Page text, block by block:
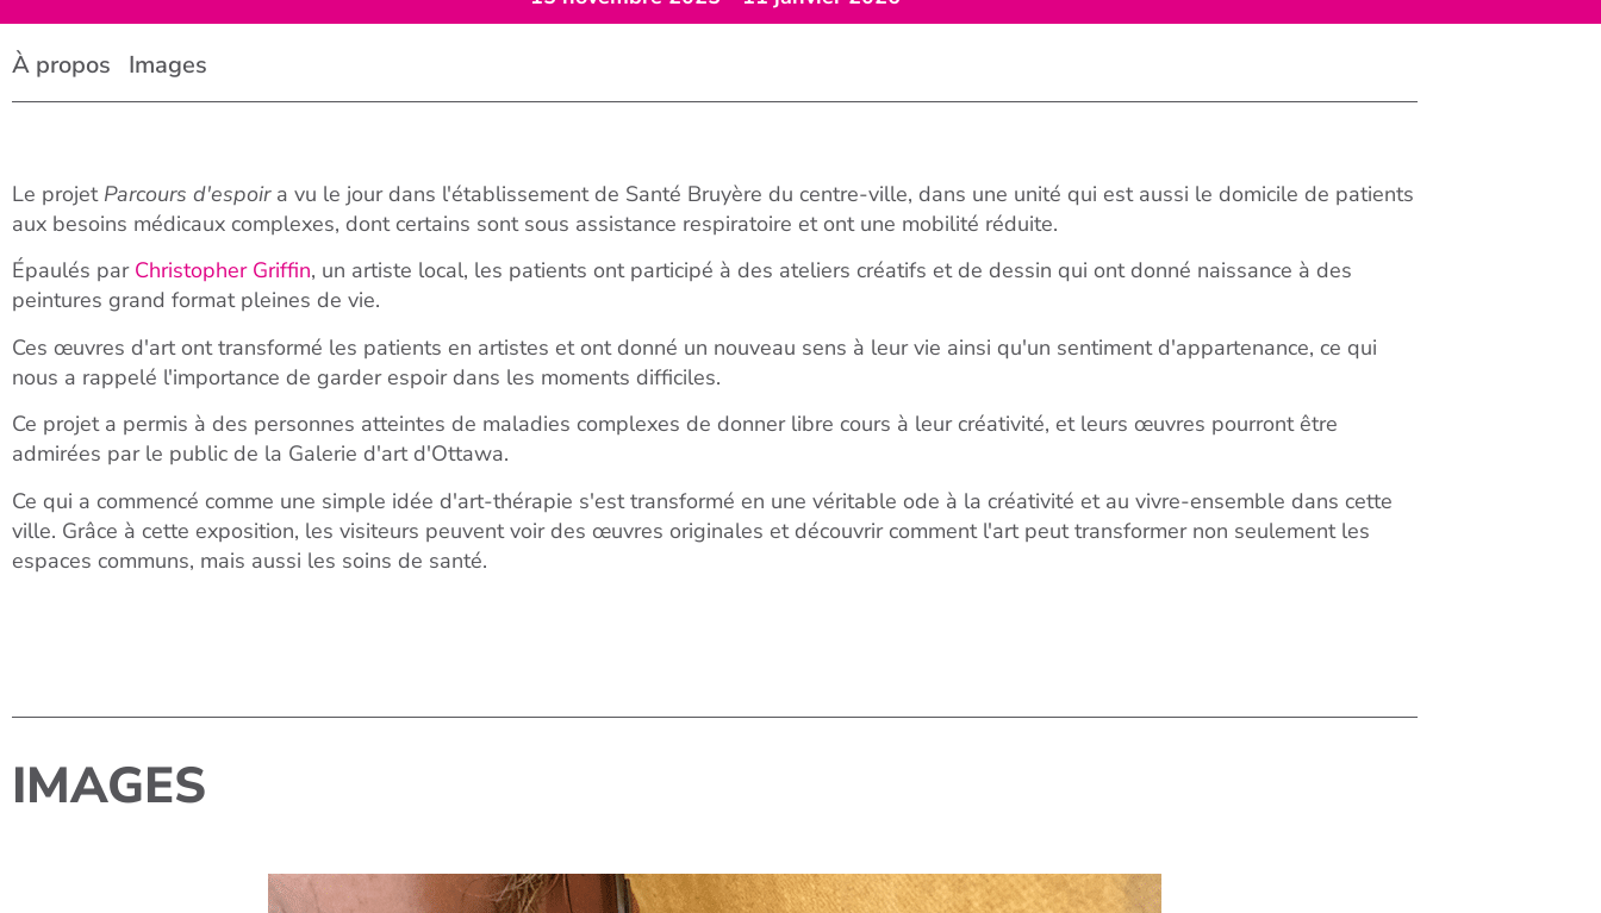
À propos Images
Le projet Parcours d'espoira vu le jour dans l'établissement de Santé Bruyère du centre-ville, dans une unité qui est aussi le domicile de patients
aux besoins médicaux complexes, dont certains sont sous assistance respiratoire et ont une mobilité réduite.
Épaulés par Christopher Griffin, un artiste local, les patients ont participé à des ateliers créatifs et de dessin qui ont donné naissance à des
peintures grand format pleines de vie.
Ces œuvres d'art ont transformé les patients en artistes et ont donné un nouveau sens à leur vie ainsi qu'un sentiment d'appartenance, ce qui
nous a rappelé l'importance de garder espoir dans les moments difficiles.
Ce projet a permis à des personnes atteintes de maladies complexes de donner libre cours à leur créativité, et leurs œuvres pourront être
admirées par le public de la Galerie d'art d'Ottawa.
Ce qui a commencé comme une simple idée d'art-thérapie s'est transformé en une véritable ode à la créativité et au vivre-ensemble dans cette
ville. Grâce à cette exposition, les visiteurs peuvent voir des œuvres originales et découvrir comment l'art peut transformer non seulement les
espaces communs, mais aussi les soins de santé.
IMAGES